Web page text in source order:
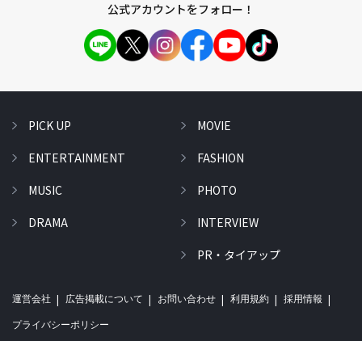
公式アカウントをフォロー！
PICK UP
ENTERTAINMENT
MUSIC
DRAMA
MOVIE
FASHION
PHOTO
INTERVIEW
PR・タイアップ
運営会社 広告掲載について お問い合わせ 利用規約 採用情報
プライバシーポリシー